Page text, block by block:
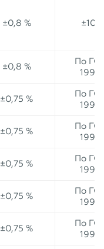
±0,8 % ±10
±0,8 %
По
±0,75 %
По
±0,75 %
По
±0,75 %
По
±0,75 %
По
±0,75 %
По